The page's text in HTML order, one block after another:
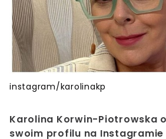
instagram/karolinakp
Karolina Korwin-Piotrowska
swoim profilu na